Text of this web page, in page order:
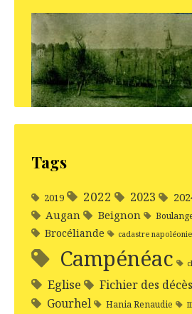
Tags
2019 2022 2023
Augan Beignon
Brocéliande cadastre
Campénéac
Eglise Fichier des décès
Gourhel Hania Renaudie